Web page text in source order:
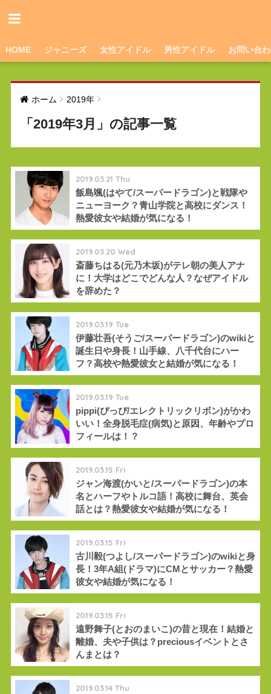
HOME ジャニーズ 女性アイドル 男性アイドル お問い合
ホーム 2019年
「2019年3月」の記事一覧
2019.03.21 Thu
飯島颯(はやて/スーパードラゴン)と戦隊や
ニューヨーク？青山学院と高校にダンス！
熱愛彼女や結婚が気になる！
2019.03.20 Wed
斎藤ちはる(元乃木坂)がテレ朝の美人アナ
に！大学はどこでどんな人？なぜアイドル
を辞めた？
2019.03.19 Tue
伊藤壮吾(そうご/スーパードラゴン)のwikiと
誕生日や身長！山手線、八千代台にハー
フ？高校や熱愛彼女と結婚が気になる！
2019.03.19 Tue
pippi(ぴっぴ/エレクトリックリボン)がかわ
いい！全身脱毛症(病気)と原因、年齢やプロ
フィールは！？
2019.03.15 Fri
ジャン海渡(かいと/スーパードラゴン)の本
名とハーフやトルコ語！高校に舞台、英会
話とは？熱愛彼女や結婚が気になる！
2019.03.15 Fri
古川毅(つよし/スーパードラゴン)のwikiと身
長！3年A組(ドラマ)にCMとサッカー？熱愛
彼女や結婚が気になる！
2019.03.15 Fri
遠野舞子(とおのまいこ)の昔と現在！結婚と
離婚、夫や子供は？preciousイベントとさ
んまとは？
2019.03.14 Thu